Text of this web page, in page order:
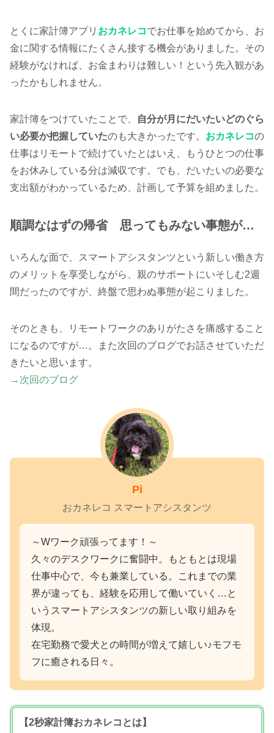
とくに家計簿アプリ おカネレコでお仕事を始めてから、お
金に関する情報にたくさん接する機会がありました。その
経験がなければ、お金まわりは難しい！という先入観があ
ったかもしれません。
家計簿をつけていたことで、
自分が月にだいたいどのぐら
い必要か把握していたのも大きかったです。 おカネレコの
仕事はリモートで続けていたとはいえ、もうひとつの仕事
をお休みしている分は減収です。でも、だいたいの必要な
支出額がわかっているため、計画して予算を組めました。
順調なはずの帰省 思ってもみない事態が…
いろんな面で、スマートアシスタンツという新しい働き方
のメリットを享受しながら、親のサポートにいそしむ2週
間だったのですが、終盤で思わぬ事態が起こりました。
そのときも、リモートワークのありがたさを痛感すること
になるのですが…。また次回のブログでお話させていただ
きたいと思います。
→次回のブログ
Pi
おカネレコ スマートアシスタンツ
～Wワーク頑張ってます！～
久々のデスクワークに奮闘中。もともとは現場
仕事中心で、今も兼業している。これまでの業
界が違っても、経験を応用して働いていく…と
いうスマートアシスタンツの新しい取り組みを
体現。
在宅勤務で愛犬との時間が増えて嬉しい♪モフモ
フに癒される日々。
【2秒家計簿おカネレコとは】